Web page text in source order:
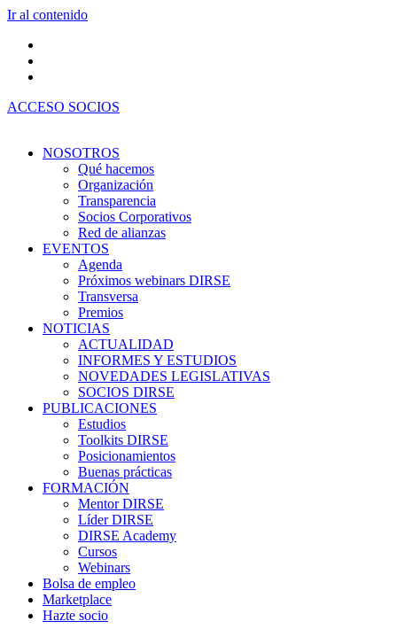
Ir al contenido
ACCESO SOCIOS
NOSOTROS
Qué hacemos
Organización
Transparencia
Socios Corporativos
Red de alianzas
EVENTOS
Agenda
Próximos webinars DIRSE
Transversa
Premios
NOTICIAS
ACTUALIDAD
INFORMES Y ESTUDIOS
NOVEDADES LEGISLATIVAS
SOCIOS DIRSE
PUBLICACIONES
Estudios
Toolkits DIRSE
Posicionamientos
Buenas prácticas
FORMACIÓN
Mentor DIRSE
Líder DIRSE
DIRSE Academy
Cursos
Webinars
Bolsa de empleo
Marketplace
Hazte socio